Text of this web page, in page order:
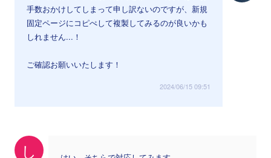
手数おかけしてしまって申し訳ないのですが、新規
固定ページにコピぺして複製してみるのが良いかも
しれません...！
ご確認お願いいたします！
2024/06/15 09:51
し